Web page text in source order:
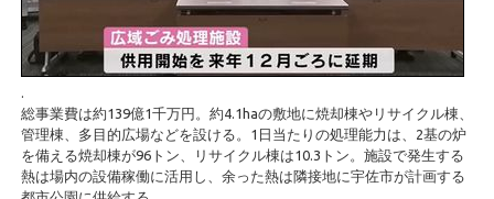
.
総事業費は約139億1千万円。約4.1haの敷地に焼却棟やリサイクル棟、
管理棟、多目的広場などを設ける。1日当たりの処理能力は、2基の炉
を備える焼却棟が96トン、リサイクル棟は10.3トン。施設で発生する
熱は場内の設備稼働に活用し、余った熱は隣接地に宇佐市が計画する